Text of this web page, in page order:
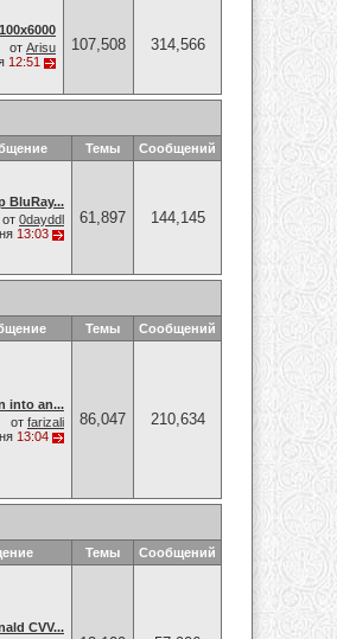
от Arisu
12:51
107,508 314,566
Темы Сообщений
BluRay...
от 0dayddl
13:03
61,897 144,145
Темы Сообщений
into an...
от farizali
13:04
86,047 210,634
Темы Сообщений
CVV...